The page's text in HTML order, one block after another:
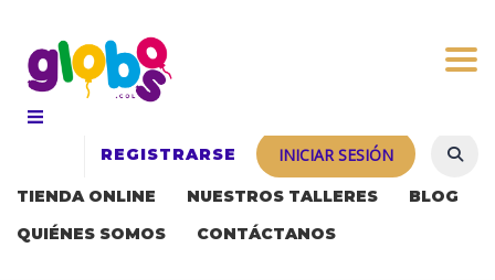
REGISTRARSE INICIAR SESIÓN
TIENDA ONLINE NUESTROS TALLERES
BLOG
QUIÉNES SOMOS
CONTÁCTANOS